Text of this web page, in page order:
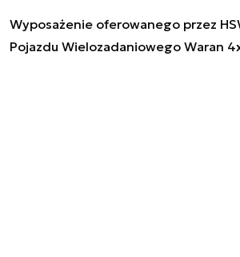
Wyposażenie oferowanego przez
Pojazdu Wielozadaniowego Waran